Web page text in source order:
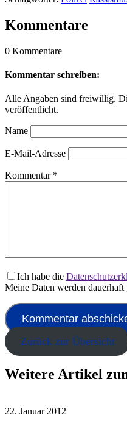
Kommentare
0 Kommentare
Kommentar schreiben:
Alle Angaben sind freiwillig.
veröffentlicht.
Name
E-Mail-Adresse
Kommentar *
Ich habe die
Meine Daten werden dauerhaft
Zurück zur Übersicht
Weitere Artikel
22. Januar 2012